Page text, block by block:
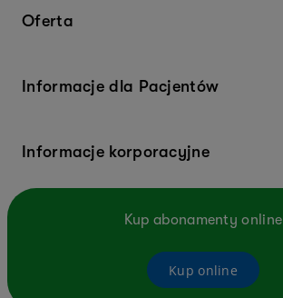
Oferta
Informacje dla Pacjentów
Informacje korporacyjne
Kup abonamenty online
Kup online